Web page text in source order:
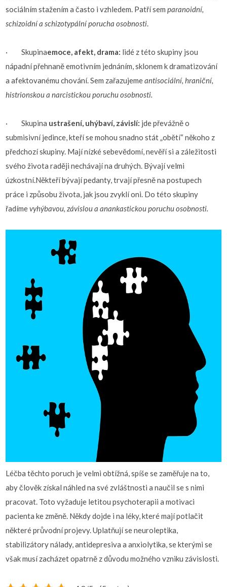
sociálním stažením a často i vzhledem. Patří semparanoidní,
schizoidní a schizotypální porucha osobnosti.
· Skupinaemoce, afekt, drama: lidé z této skupiny jsou
nápadní přehnaně emotivním jednáním, sklonem k dramatizování
a afektovanému chování. Sem zařazujemeantisociální, hraniční,
histrionskou a narcistickou poruchu osobnosti.
· Skupina ustrašení, uhýbaví, závislí: jde převážně o
submisivní jedince, kteří se mohou snadno stát „obětí“ někoho z
předchozí skupiny. Mají nízké sebevědomí, nevěří si a záležitosti
svého života raději nechávají na druhých. Bývají velmi
úzkostní.Někteří bývají pedanty, trvají přesně na postupech
práce i způsobu života, jak jsou zvyklí oni. Do této skupiny
řadímevyhýbavou, závislou a anankastickou poruchu osobnosti.
Léčba těchto poruch je velmi obtížná, spíše se zaměřuje na to,
aby člověk získal náhled na své zvláštnosti a naučil se s nimi
pracovat. Toto vyžaduje letitou psychoterapii a motivaci
pacienta ke změně. Někdy dojde i na léky, které mají potlačit
některé průvodní projevy. Uplatňují se neuroleptika,
stabilizátory nálady, antidepresiva a anxiolytika, se kterými se
však musí zacházet opatrně z důvodu možného vzniku závislosti.